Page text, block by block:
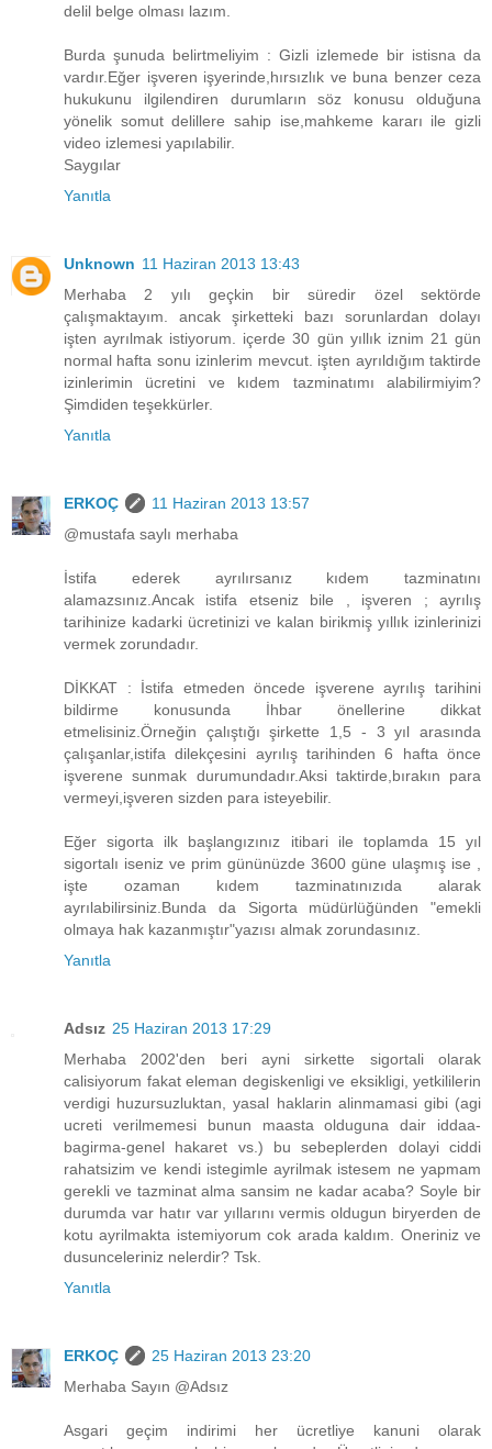
delil belge olması lazım.
Burda şunuda belirtmeliyim : Gizli izlemede bir istisna da
vardır.Eğer işveren işyerinde,hırsızlık ve buna benzer ceza
hukukunu ilgilendiren durumların söz konusu olduğuna
yönelik somut delillere sahip ise,mahkeme kararı ile gizli
video izlemesi yapılabilir.
Saygılar
Yanıtla
Unknown 11 Haziran 2013 13:43
Merhaba 2 yılı geçkin bir süredir özel sektörde
çalışmaktayım. ancak şirketteki bazı sorunlardan dolayı
işten ayrılmak istiyorum. içerde 30 gün yıllık iznim 21 gün
normal hafta sonu izinlerim mevcut. işten ayrıldığım taktirde
izinlerimin ücretini ve kıdem tazminatımı alabilirmiyim?
Şimdiden teşekkürler.
Yanıtla
ERKOÇ
11 Haziran 2013 13:57
@mustafa saylı merhaba
İstifa ederek ayrılırsanız kıdem tazminatını
alamazsınız.Ancak istifa etseniz bile , işveren ; ayrılış
tarihinize kadarki ücretinizi ve kalan birikmiş yıllık izinlerinizi
vermek zorundadır.
DİKKAT : İstifa etmeden öncede işverene ayrılış tarihini
bildirme konusunda İhbar önellerine dikkat
etmelisiniz.Örneğin çalıştığı şirkette 1,5 - 3 yıl arasında
çalışanlar,istifa dilekçesini ayrılış tarihinden 6 hafta önce
işverene sunmak durumundadır.Aksi taktirde,bırakın para
vermeyi,işveren sizden para isteyebilir.
Eğer sigorta ilk başlangızınız itibari ile toplamda 15 yıl
sigortalı iseniz ve prim gününüzde 3600 güne ulaşmış ise ,
işte ozaman kıdem tazminatınızıda alarak
ayrılabilirsiniz.Bunda da Sigorta müdürlüğünden "emekli
olmaya hak kazanmıştır"yazısı almak zorundasınız.
Yanıtla
Adsız 25 Haziran 2013 17:29
Merhaba 2002'den beri ayni sirkette sigortali olarak
calisiyorum fakat eleman degiskenligi ve eksikligi, yetkililerin
verdigi huzursuzluktan, yasal haklarin alinmamasi gibi (agi
ucreti verilmemesi bunun maasta olduguna dair iddaa-
bagirma-genel hakaret vs.) bu sebeplerden dolayi ciddi
rahatsizim ve kendi istegimle ayrilmak istesem ne yapmam
gerekli ve tazminat alma sansim ne kadar acaba? Soyle bir
durumda var hatır var yıllarını vermis oldugun biryerden de
kotu ayrilmakta istemiyorum cok arada kaldım. Oneriniz ve
dusunceleriniz nelerdir? Tsk.
Yanıtla
ERKOÇ
25 Haziran 2013 23:20
Merhaba Sayın @Adsız
Asgari geçim indirimi her ücretliye kanuni olarak